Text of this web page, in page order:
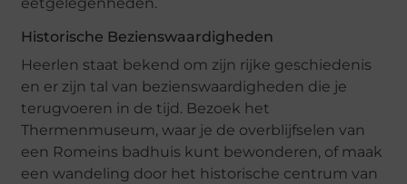
eetgelegenheden.
Historische Bezienswaardigheden
Heerlen staat bekend om zijn rijke geschiedenis
en er zijn tal van bezienswaardigheden die je
terugvoeren in de tijd. Bezoek het
Thermenmuseum, waar je de overblijfselen van
een Romeins badhuis kunt bewonderen, of maak
een wandeling door het historische centrum van